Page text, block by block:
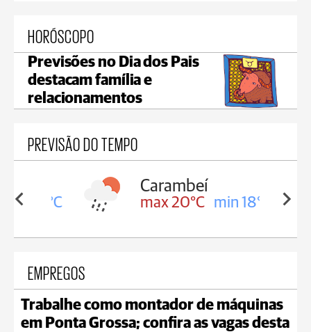
HORÓSCOPO
Previsões no Dia dos Pais
destacam família e
relacionamentos
PREVISÃO DO TEMPO
18°C
Carambeí
max 20°C min 18°C
EMPREGOS
Trabalhe como montador de máquinas
em Ponta Grossa; confira as vagas desta